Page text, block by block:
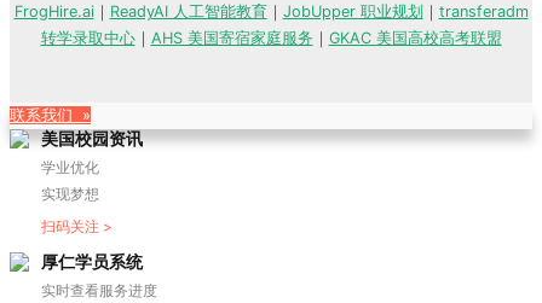
FrogHire.ai｜ ReadyAI 人工智能教育｜ JobUpper 职业规划 ｜ transferadm
转学录取中心｜ AHS 美国寄宿家庭服务 ｜ GKAC 美国高校高考联盟
联系我们 »
美国校园资讯
学业优化
实现梦想
扫码关注 >
厚仁学员系统
实时查看服务进度